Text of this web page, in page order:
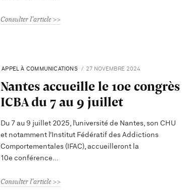
Consulter l'article
APPEL À COMMUNICATIONS 27 NOVEMBRE 2024
Nantes accueille le 10e congrès
ICBA du 7 au 9 juillet
Du 7 au 9 juillet 2025, l’université de Nantes, son CHU
et notamment l’Institut Fédératif des Addictions
Comportementales (IFAC), accueilleront la
10e conférence
Consulter l'article